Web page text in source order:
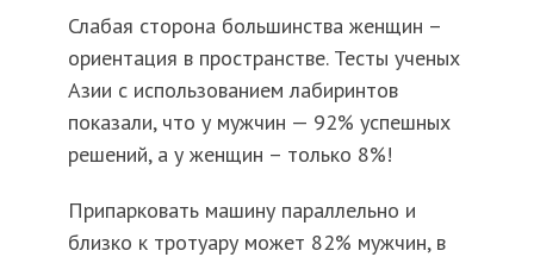
Слабая сторона большинства женщин –
ориентация в пространстве. Тесты ученых
Азии с использованием лабиринтов
показали, что у мужчин — 92% успешных
решений, а у женщин – только 8%!
Припарковать машину параллельно и
близко к тротуару может 82% мужчин, в